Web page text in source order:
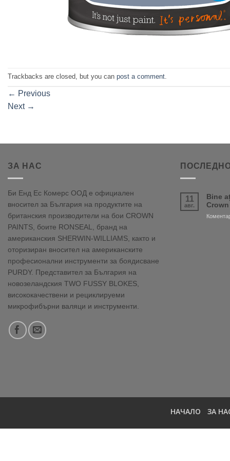
Trackbacks are closed, but you can post a comment
← Previous
Next →
ЗА НАС
Би Енд Ес Комерс ООД е официален
вносител за България на продуктите на
британския производители на бои CROWN
PAINTS, боите RONSEAL, бранд на
американския SHERWIN-WILLIAMS, както и
оторизиран вносител на американските
професионални инструменти за боядисване
PURDY. Представител за България на
новозеландския TWO FUSSY BLOKES,
висококачествени и рециклируеми
микрофибърни валяци и инструменти.
11
авг.
Bine
Crown
НАЧАЛО ЗА